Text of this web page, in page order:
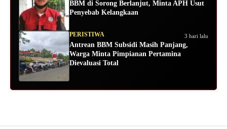
BBM di Sorong Berlanjut, Minta APH Usut
Penyebab Kelangkaan
PERISTIWA 3 hari lalu
Antrean BBM Subsidi Masih Panjang,
Warga Minta Pimpianan Pertamina
Dievaluasi Total